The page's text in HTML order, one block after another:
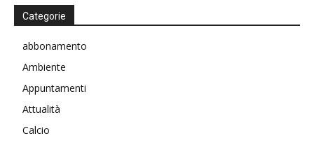
Categorie
abbonamento
Ambiente
Appuntamenti
Attualità
Calcio